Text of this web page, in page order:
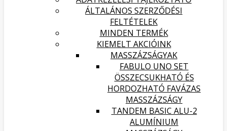
ÁLTALÁNOS SZERZŐDÉSI
FELTÉTELEK
MINDEN TERMÉK
KIEMELT AKCIÓINK
MASSZÁZSÁGYAK
FABULO UNO SET
ÖSSZECSUKHATÓ ÉS
HORDOZHATÓ FAVÁZAS
MASSZÁZSÁGY
TANDEM BASIC ALU-2
ALUMÍNIUM